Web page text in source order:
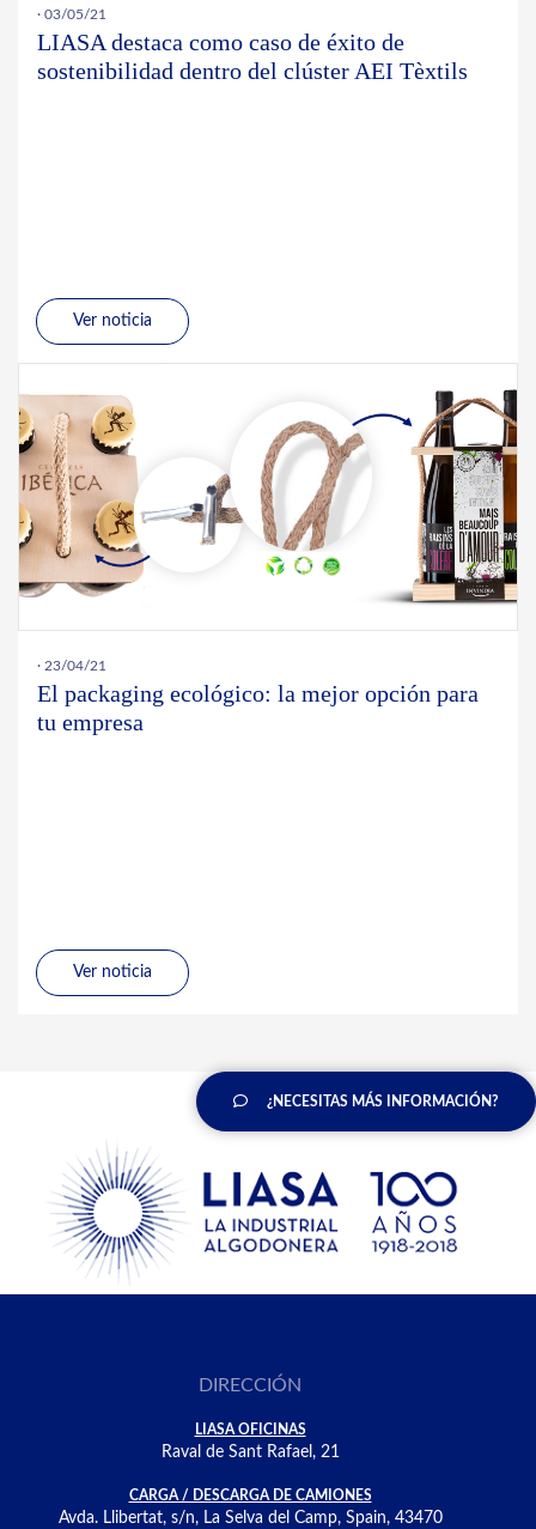
· 03/05/21
LIASA destaca como caso de éxito de
sostenibilidad dentro del clúster AEI Tèxtils
Ver noticia
· 23/04/21
El packaging ecológico: la mejor opción para
tu empresa
Ver noticia
¿NECESITAS MÁS INFORMACIÓN?
DIRECCIÓN
LIASA OFICINAS
Raval de Sant Rafael, 21
CARGA / DESCARGA DE CAMIONES
Avda. Llibertat, s/n, La Selva del Camp, Spain, 43470